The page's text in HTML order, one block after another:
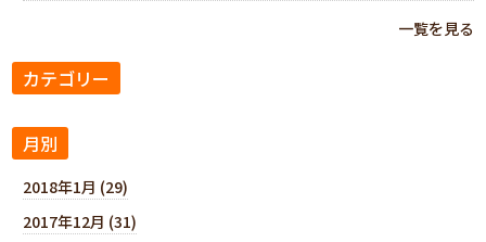
一覧を見る
カテゴリー
月別
2018年1月 (29)
2017年12月 (31)